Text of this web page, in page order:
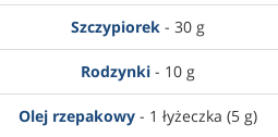
Szczypiorek - 30 g
Rodzynki - 10 g
Olej rzepakowy - 1 łyżeczka (5 g)